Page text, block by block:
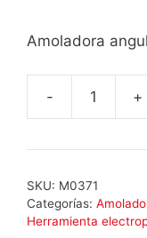
Amoladora
- +
SKU: M0371
Categorías:
Herramienta